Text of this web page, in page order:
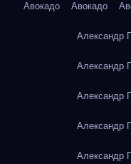
Авокадо Авокадо
Александр
Александр
Александр
Александр
Александр